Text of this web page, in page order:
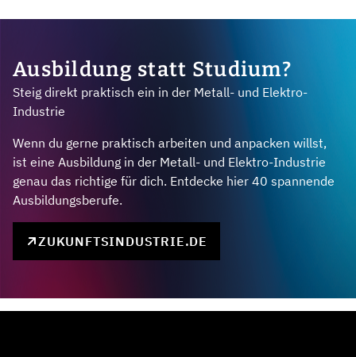
Ausbildung statt Studium?
Steig direkt praktisch ein in der Metall- und Elektro-
Industrie
Wenn du gerne praktisch arbeiten und anpacken willst,
ist eine Ausbildung in der Metall- und Elektro-Industrie
genau das richtige für dich. Entdecke hier 40 spannende
Ausbildungsberufe.
ZUKUNFTSINDUSTRIE.DE